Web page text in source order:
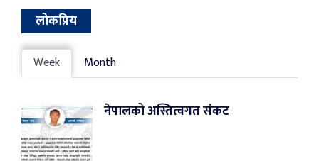
लोकप्रिय
Week Month
नेपालको अस्तित्वगत संकट